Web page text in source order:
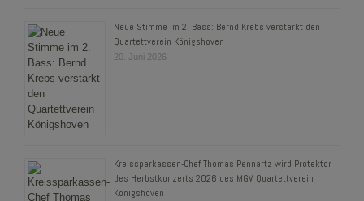
Neue Stimme im 2. Bass: Bernd Krebs verstärkt den
Quartettverein Königshoven
20. Juni 2026
Kreissparkassen-Chef Thomas Pennartz wird Protektor
des Herbstkonzerts 2026 des MGV Quartettverein
Königshoven